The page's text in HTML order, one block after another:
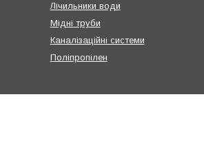
Лічильники води
Мідні труби
Каналізаційні системи
Поліпропілен